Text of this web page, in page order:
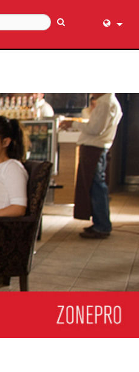
Dansk
Deutsch
Español
Français
עברית
हिन्दी
Bahasa
Italiano
한국어